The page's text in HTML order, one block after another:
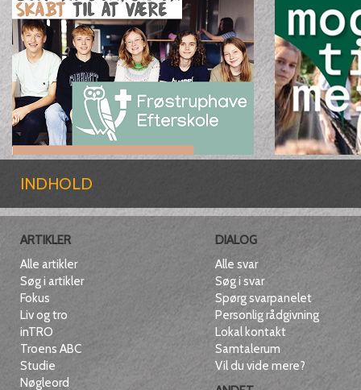
INDHOLD
ARTIKLER
Alle artikler
Søg i artikler
Fokus
Liv og tro
inTRO
Troens ABC
Studie
Nøgleord
DIALOG
Alle svar
Søg i svar
Spørg svarpanelet
Personlig rådgivning
Lokal kontakt
Samtalerum
Vil du vide mere?